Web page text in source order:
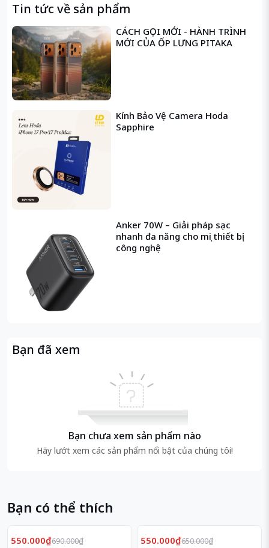
tùy theo từng dòng máy
kính và tính năng hoàn toàn giống nhau
Tin tức về sản phẩm
CÁCH GỌI MỚI - HÀNH TRÌNH
MỚI CỦA ỐP LƯNG PITAKA
Kính Bảo Vệ Camera Hoda
Sapphire
Anker 70W – Giải pháp sạc
nhanh đa năng cho mọi thiết bị
công nghệ
Bạn đã xem
Bạn chưa xem sản phẩm nào
Hãy lướt xem các sản phẩm nổi bật của chúng tôi!
Bạn có thể thích
Giảm20%
550.000₫690.000₫ Giảm15%
550.000₫650.000₫